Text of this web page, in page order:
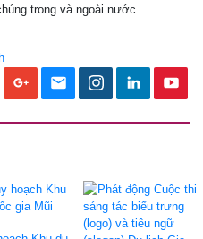
trong và ngoài nước.